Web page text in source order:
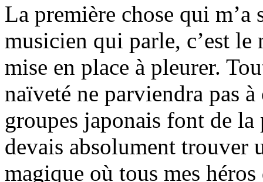
La première chose qui m’a
musicien qui parle, c’est
mise en place à pleurer.
naïveté ne parviendra pas
groupes japonais font de
devais absolument trouver
magique où tous mes